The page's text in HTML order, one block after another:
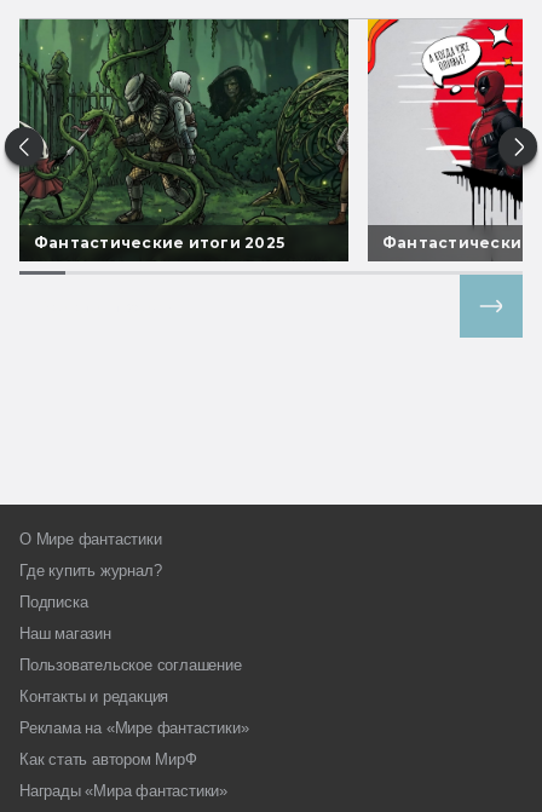
Фантастические итоги 2025 Фантастические
О Мире фантастики
Где купить журнал?
Подписка
Наш магазин
Пользовательское соглашение
Контакты и редакция
Реклама на «Мире фантастики»
Как стать автором МирФ
Награды «Мира фантастики»